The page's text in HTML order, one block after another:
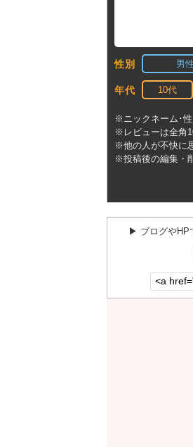
性別 男性
年代 10代
※ニックネーム･性
※レビューは全角
※他の人が不快に
※投稿後の編集・
▶︎ ブログやHP